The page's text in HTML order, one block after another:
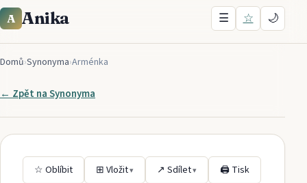
A Anika ☰ ☆ 🌙
Domů›Synonyma›Arménka
← Zpět naSynonyma
☆ Oblíbit ⊞ Vložit▾ ↗ Sdílet▾ 🖨 Tisk